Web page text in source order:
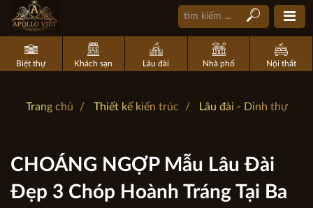
Biệt thự Khách sạn Lâu đài Nhà phố Nội thất
Trang chủ Thiết kế kiến trúc Lâu đài - Dinh thự
CHOÁNG NGỢP Mẫu Lâu Đài
Đẹp 3 Chóp Hoành Tráng Tại Ba